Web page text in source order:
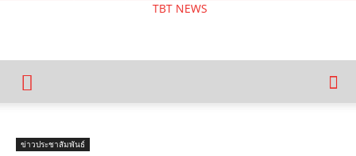
TBT NEWS
ข่าวประชาสัมพันธ์